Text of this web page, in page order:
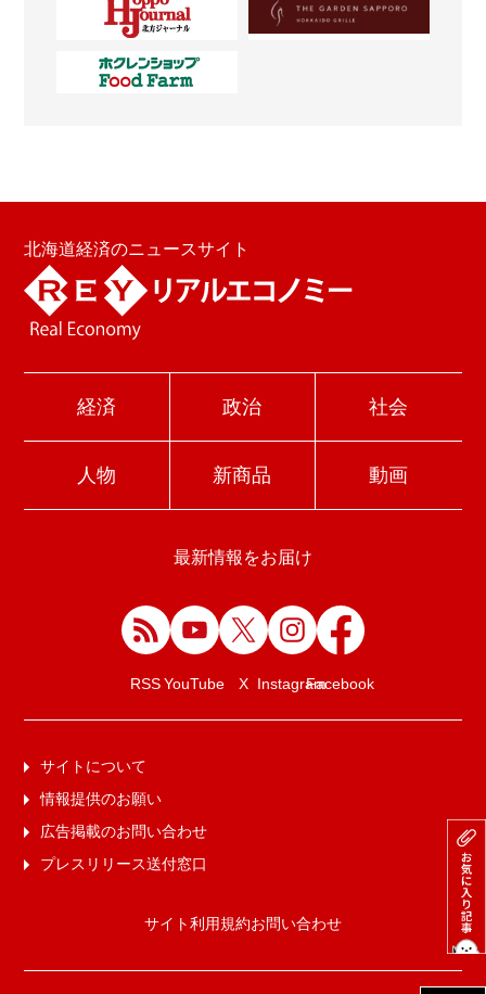
北海道経済のニュースサイト
経済 政治 社会
人物 新商品 動画
最新情報をお届け
RSSYouTube X InstagramFacebook
サイトについて
情報提供のお願い
広告掲載のお問い合わせ
プレスリリース送付窓口
サイト利用規約お問い合わせ